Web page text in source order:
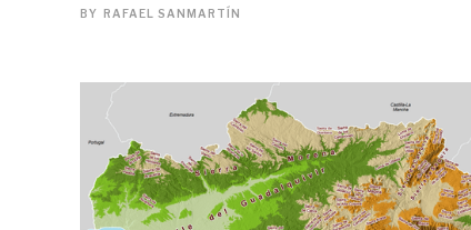
BY RAFAEL SANMARTÍN